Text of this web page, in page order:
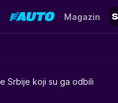
Magazin
Srbije koji su ga odbili